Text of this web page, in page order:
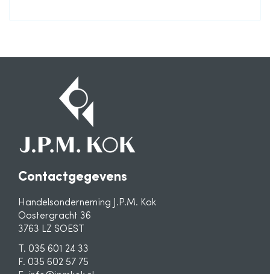
Contactgegevens
Handelsonderneming J.P.M. Kok
Oostergracht 36
3763 LZ SOEST
T. 035 601 24 33
F. 035 602 57 75